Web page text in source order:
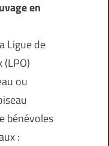
en
Ligue de
ou
bénévoles
: